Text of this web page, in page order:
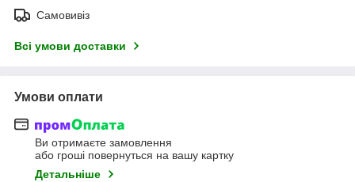
Самовивіз
Всі умови доставки
Умови оплати
Ви отримаєте замовлення
або гроші повернуться на вашу картку
Детальніше